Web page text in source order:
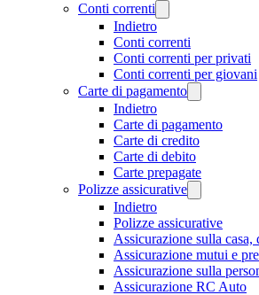
Conti correnti
Indietro
Conti correnti
Conti correnti per privati
Conti correnti per giovani
Carte di pagamento
Indietro
Carte di pagamento
Carte di credito
Carte di debito
Carte prepagate
Polizze assicurative
Indietro
Polizze assicurative
Assicurazione sulla casa,
Assicurazione mutui e
Assicurazione sulla
Assicurazione RC Auto